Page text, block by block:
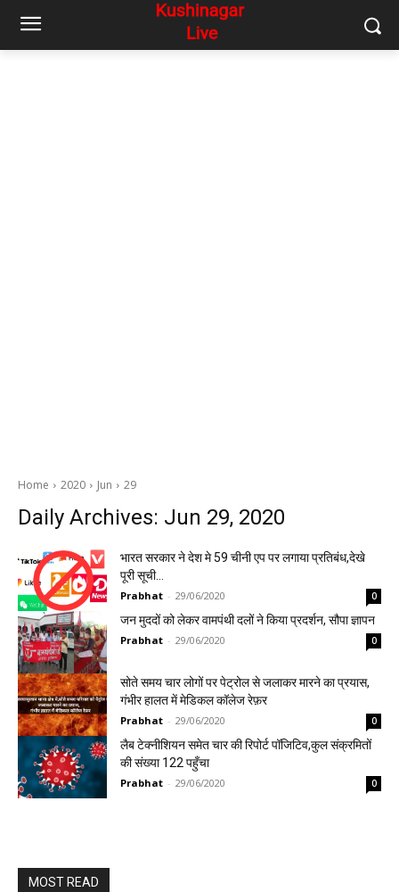
Home 2020 Jun 29
Daily Archives: Jun 29, 2020
भारत सरकार ने देश मे 59 चीनी एप पर लगाया प्रतिबंध,देखे
पूरी सूची…
Prabhat - 29/06/2020 0
जन मुददों को लेकर वामपंथी दलों ने किया प्रदर्शन, सौपा ज्ञापन
Prabhat - 29/06/2020 0
सोते समय चार लोगों पर पेट्रोल से जलाकर मारने का प्रयास,
गंभीर हालत में मेडिकल कॉलेज रेफ़र
Prabhat - 29/06/2020 0
लैब टेक्नीशियन समेत चार की रिपोर्ट पॉजिटिव,कुल संक्रमितों
की संख्या 122 पहुँचा
Prabhat - 29/06/2020 0
MOST READ